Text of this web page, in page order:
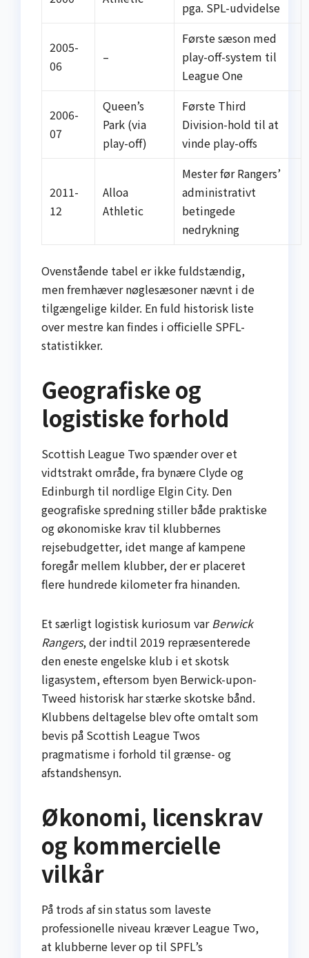
pga. SPL-udvidelse
2005-
06
–
Første sæson med
play-off-system til
League One
2006-
07
Queen’s
Park (via
play-off)
Første Third
Division-hold til at
vinde play-offs
2011-
12
Alloa
Athletic
Mester før Rangers’
administrativt
betingede
nedrykning
Ovenstående tabel er ikke fuldstændig,
men fremhæver nøglesæsoner nævnt i de
tilgængelige kilder. En fuld historisk liste
over mestre kan findes i officielle SPFL-
statistikker.
Geografiske og
logistiske forhold
Scottish League Two spænder over et
vidtstrakt område, fra bynære Clyde og
Edinburgh til nordlige Elgin City. Den
geografiske spredning stiller både praktiske
og økonomiske krav til klubbernes
rejsebudgetter, idet mange af kampene
foregår mellem klubber, der er placeret
flere hundrede kilometer fra hinanden.
Et særligt logistisk kuriosum varBerwick
Rangers, der indtil 2019 repræsenterede
den eneste engelske klub i et skotsk
ligasystem, eftersom byen Berwick-upon-
Tweed historisk har stærke skotske bånd.
Klubbens deltagelse blev ofte omtalt som
bevis på Scottish League Twos
pragmatisme i forhold til grænse- og
afstandshensyn.
Økonomi, licenskrav
og kommercielle
vilkår
På trods af sin status som laveste
professionelle niveau kræver League Two,
at klubberne lever op til SPFL’s